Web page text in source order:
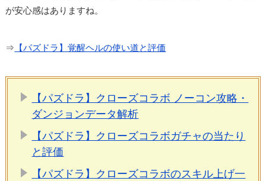
が安心感はありますね。
⇒ 【パズドラ】覚醒ヘルの使い道と評価
【パズドラ】クローズコラボ ノーコン攻略・
ダンジョンデータ解析
【パズドラ】クローズコラボガチャの当たり
と評価
【パズドラ】クローズコラボのスキル上げ一